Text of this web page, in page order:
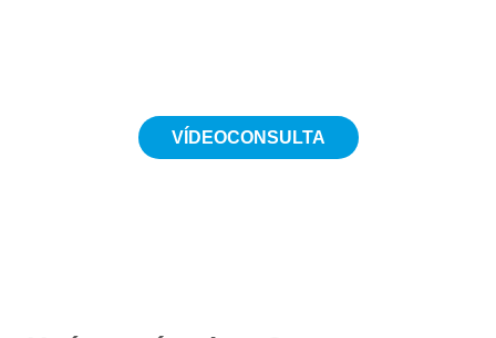
VÍDEOCONSULTA